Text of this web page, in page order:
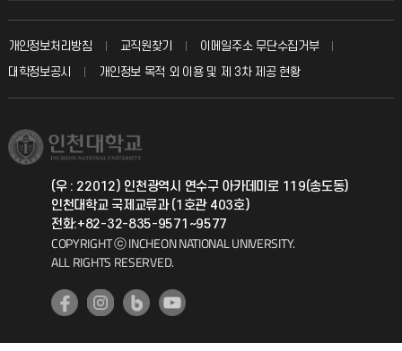
입학안내
취업정보(학생)
칭찬마당
학생서비스 지킴이
총동문회
교수회
교육혁신본부
국제지원과
공자아카데미
기초교육원
공학교육혁신센터
개인정보처리방침 교직원찾기
이메일주소 무단수집거부
대학정보공시
개인정보 목적 외 이용 및 제 3차 제공 현황
(우 : 22012) 인천광역시 연수구 아카데미로 119(송도동)
인천대학교 국제교류과 (1호관 403호)
전화:+82-32-835-9571~9577
COPYRIGHT ⓒ INCHEON NATIONAL UNIVERSITY.
ALL RIGHTS RESERVED.